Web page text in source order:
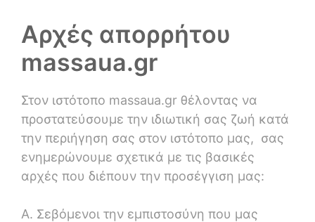
Αρχές απορρήτου
massaua.gr
Στον ιστότοπο massaua.gr θέλοντας να
προστατεύσουμε την ιδιωτική σας ζωή κατά
την περιήγηση σας στον ιστότοπο μας, σας
ενημερώνουμε σχετικά με τις βασικές
αρχές που διέπουν την προσέγγιση μας:
Α. Σεβόμενοι την εμπιστοσύνη που μας